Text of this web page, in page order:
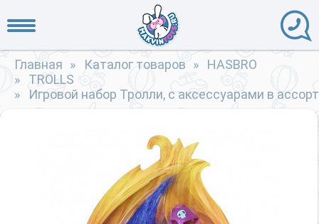
Главная » Каталог товаров » HASBRO
» TROLLS
» Игровой набор Тролли, с аксессуарами в